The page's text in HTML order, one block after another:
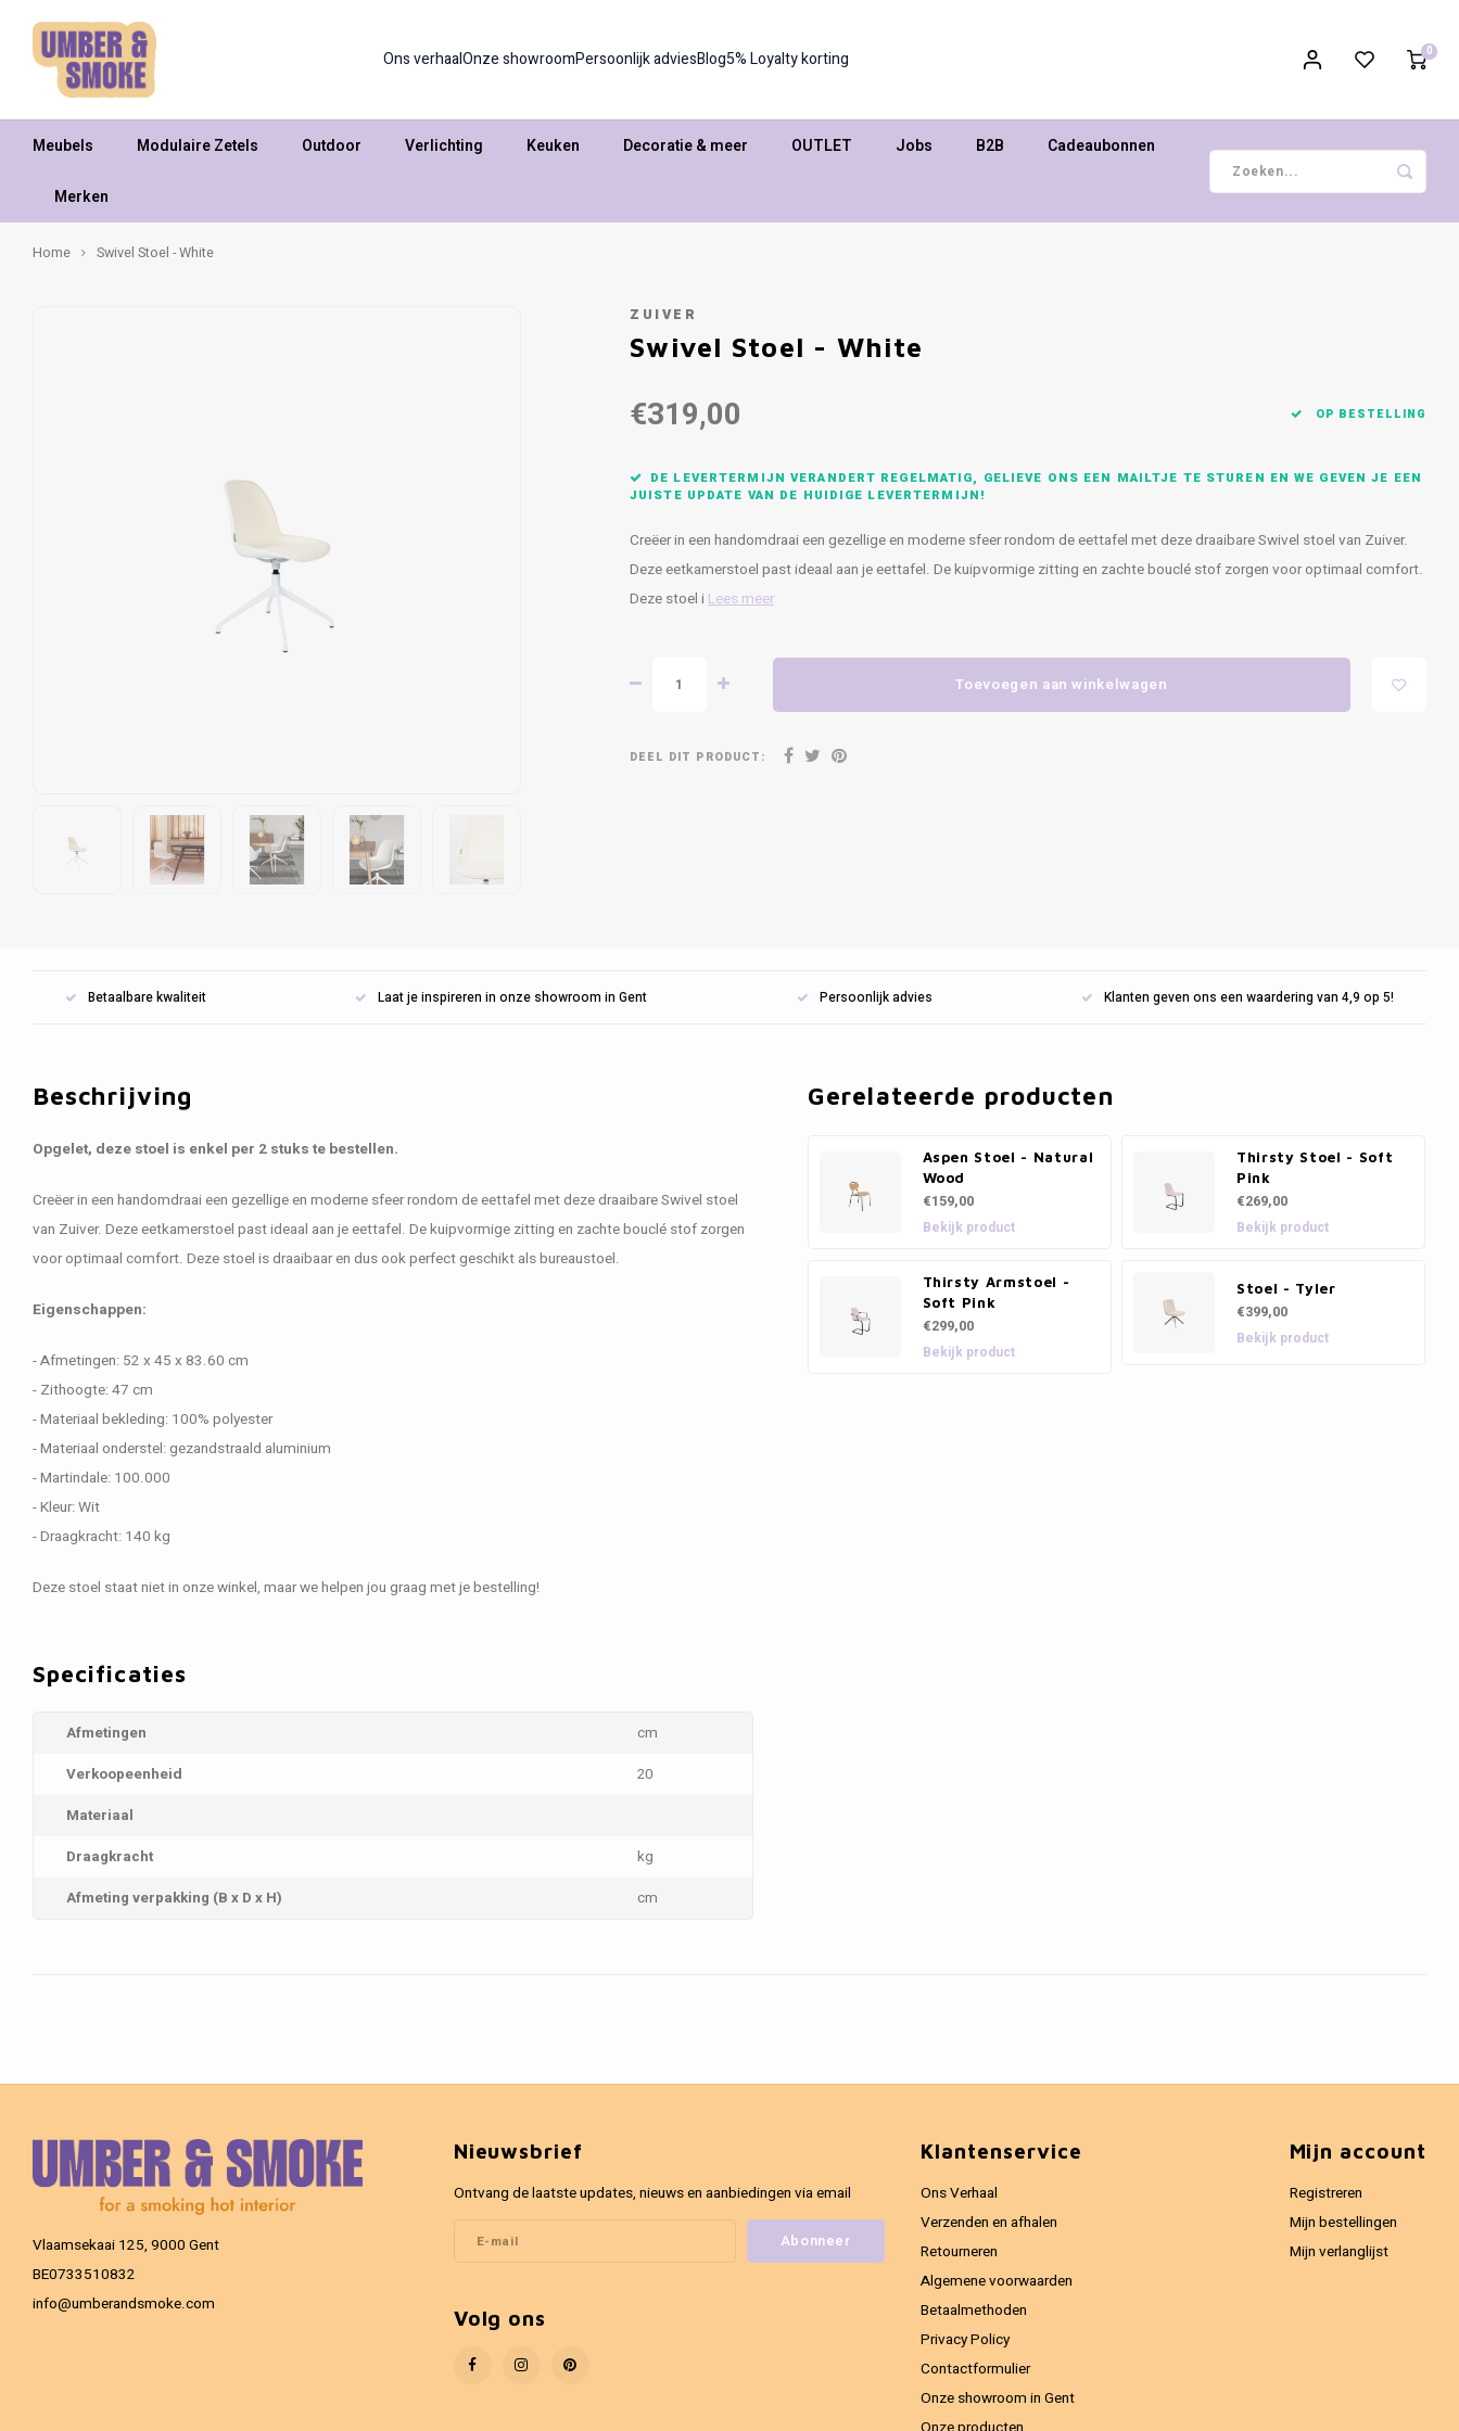
Ons verhaalOnze showroomPersoonlijk adviesBlog5% Loyalty korting 0
Meubels Modulaire Zetels Outdoor Verlichting Keuken Decoratie & meer OUTLET Jobs B2B Cadeaubonnen
Merken
Home Swivel Stoel - White
ZUIVER
Swivel Stoel - White
€319,00 OP BESTELLING
DE LEVERTERMIJN VERANDERT REGELMATIG, GELIEVE ONS EEN MAILTJE TE STUREN EN WE GEVEN JE EEN
JUISTE UPDATE VAN DE HUIDIGE LEVERTERMIJN!
Creëer in een handomdraai een gezellige en moderne sfeer rondom de eettafel met deze draaibare Swivel stoel van Zuiver.
Deze eetkamerstoel past ideaal aan je eettafel. De kuipvormige zitting en zachte bouclé stof zorgen voor optimaal comfort.
Deze stoel iLees meer
Toevoegen aan winkelwagen
DEEL DIT PRODUCT:
Betaalbare kwaliteit Laat je inspireren in onze showroom in Gent Persoonlijk advies Klanten geven ons een waardering van 4,9 op 5!
Beschrijving
Opgelet, deze stoel is enkel per 2 stuks te bestellen.
Creëer in een handomdraai een gezellige en moderne sfeer rondom de eettafel met deze draaibare Swivel stoel
van Zuiver. Deze eetkamerstoel past ideaal aan je eettafel. De kuipvormige zitting en zachte bouclé stof zorgen
voor optimaal comfort. Deze stoel is draaibaar en dus ook perfect geschikt als bureaustoel.
Eigenschappen:
- Afmetingen: 52 x 45 x 83.60 cm
- Zithoogte: 47 cm
- Materiaal bekleding: 100% polyester
- Materiaal onderstel: gezandstraald aluminium
- Martindale: 100.000
- Kleur: Wit
- Draagkracht: 140 kg
Deze stoel staat niet in onze winkel, maar we helpen jou graag met je bestelling!
Specificaties
Afmetingen
cm
Verkoopeenheid
20
Materiaal
Draagkracht
kg
Afmeting verpakking (B x D x H)
cm
Gerelateerde producten
Aspen Stoel - Natural
Wood
€159,00
Bekijk product
Thirsty Stoel - Soft
Pink
€269,00
Bekijk product
Thirsty Armstoel -
Soft Pink
€299,00
Bekijk product
Stoel - Tyler
€399,00
Bekijk product
Vlaamsekaai 125, 9000 Gent
BE0733510832
info@umberandsmoke.com
Nieuwsbrief
Ontvang de laatste updates, nieuws en aanbiedingen via email
Abonneer
Volg ons
Klantenservice
Ons Verhaal
Verzenden en afhalen
Retourneren
Algemene voorwaarden
Betaalmethoden
Privacy Policy
Contactformulier
Onze showroom in Gent
Mijn account
Registreren
Mijn bestellingen
Mijn verlanglijst